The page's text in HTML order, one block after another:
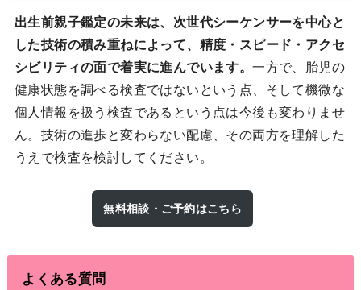
出生前親子鑑定の未来は、次世代シーケンサーを中心と
した技術の積み重ねによって、精度・スピード・アクセ
シビリティの面で着実に進んでいます。一方で、胎児の
健康状態を調べる検査ではないという点、そして機微な
個人情報を扱う検査であるという点は今後も変わりませ
ん。技術の進歩と変わらない配慮、その両方を理解した
うえで検査を検討してください。
無料相談・ご予約はこちら
よくある質問